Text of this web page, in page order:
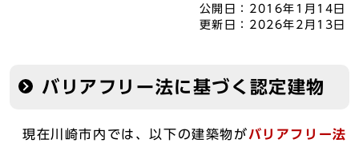
公開日： 2016年1月14日
更新日： 2026年2月13日
バリアフリー法に基づく認定建物
現在川崎市内では、以下の建築物がバリアフリー法